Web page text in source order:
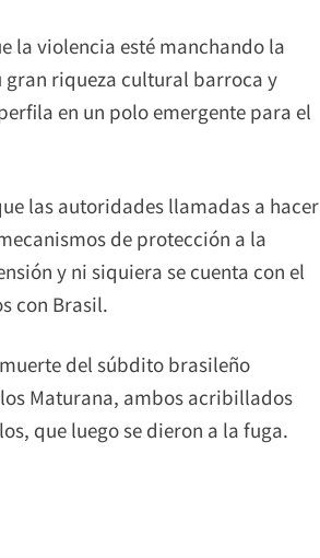
la violencia esté manchando la
riqueza cultural barroca y
en un polo emergente para el
las autoridades llamadas a hacer
de protección a la
y ni siquiera se cuenta con el
con Brasil.
del súbdito brasileño
Maturana, ambos acribillados
que luego se dieron a la fuga.